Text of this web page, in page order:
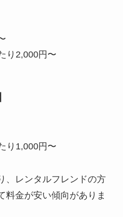
り2,000円〜
り1,000円〜
、レンタルフレンドの方
料金が安い傾向がありま